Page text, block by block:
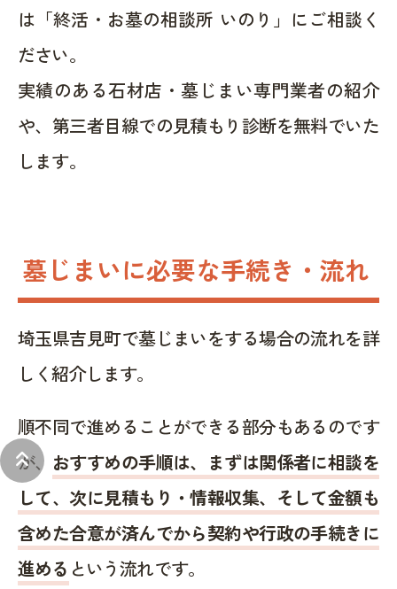
keyboard_double_arrow_up
は「終活・お墓の相談所 いのり」にご相談く
ださい。
実績のある石材店・墓じまい専門業者の紹介
や、第三者目線での見積もり診断を無料でいた
します。
墓じまいに必要な手続き・流れ
埼玉県吉見町で墓じまいをする場合の流れを詳
しく紹介します。
順不同で進めることができる部分もあるのです
が、 おすすめの手順は、まずは関係者に相談を
して、次に見積もり・情報収集、そして金額も
含めた合意が済んでから契約や行政の手続きに
進める という流れです。